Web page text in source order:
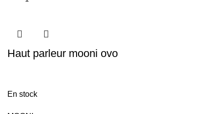
Haut parleur mooni ovo
En stock